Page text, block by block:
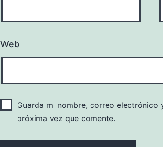
Web
Guarda mi nombre, correo electrónico
próxima vez que comente.